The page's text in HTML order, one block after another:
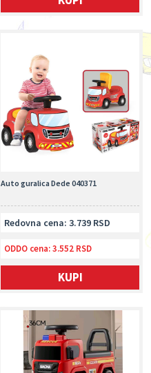
Auto guralica Dede 040371
Redovna cena: 3.739 RSD
ODDO cena:3.552 RSD
KUPI